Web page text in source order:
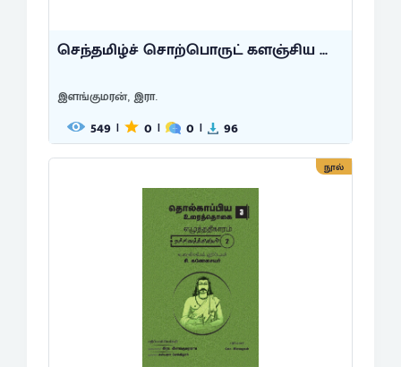
செந்தமிழ்ச் சொற்பொருட் களஞ்சிய ...
இளங்குமரன், இரா.
549 | 0 | 0 | 96
நூல்